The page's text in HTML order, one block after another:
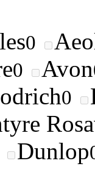
0
0 Avon
0
Dunlop